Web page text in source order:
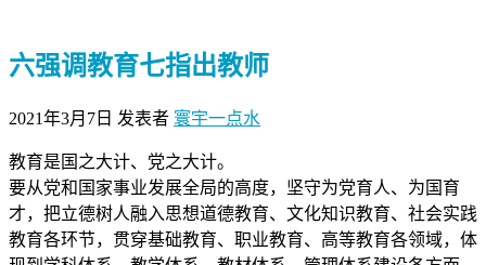
六强调教育七指出教师
2021年3月7日 发表者 寰宇一点水
教育是国之大计、党之大计。
要从党和国家事业发展全局的高度，坚守为党育人、为国育
才，把立德树人融入思想道德教育、文化知识教育、社会实践
教育各环节，贯穿基础教育、职业教育、高等教育各领域，体